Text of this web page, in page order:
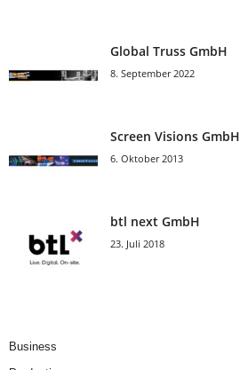
Global Truss GmbH
8. September 2022
Screen Visions GmbH
6. Oktober 2013
btl next GmbH
23. Juli 2018
Business